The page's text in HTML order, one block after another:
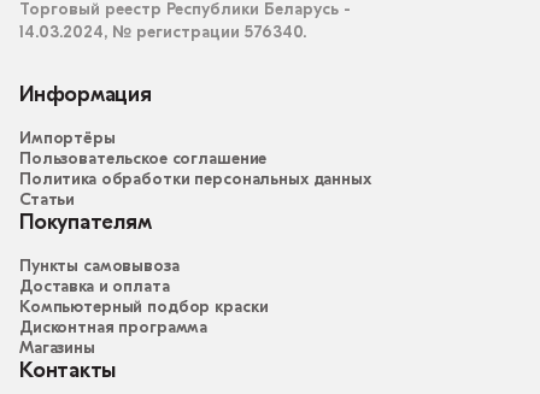
Торговый реестр Республики Беларусь -
14.03.2024, № регистрации 576340.
Информация
Импортёры
Пользовательское соглашение
Политика обработки персональных данных
Статьи
Покупателям
Пункты самовывоза
Доставка и оплата
Компьютерный подбор краски
Дисконтная программа
Магазины
Контакты